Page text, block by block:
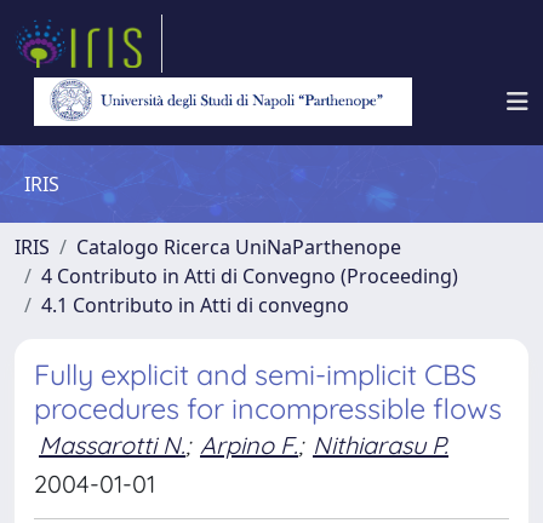
IRIS
IRIS
Catalogo Ricerca UniNaParthenope
4 Contributo in Atti di Convegno (Proceeding)
4.1 Contributo in Atti di convegno
Fully explicit and semi-implicit CBS
procedures for incompressible flows
Massarotti N.; Arpino F.; Nithiarasu P.
2004-01-01